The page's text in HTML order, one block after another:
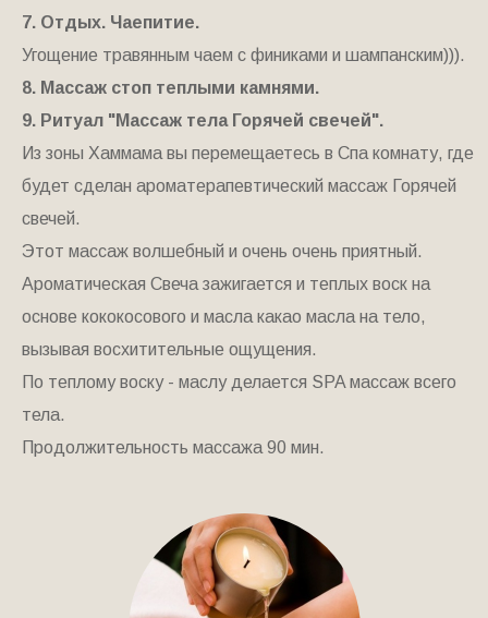
7. Отдых. Чаепитие.
Угощение травянным чаем с финиками и шампанским))).
8. Массаж стоп теплыми камнями.
9. Ритуал "Массаж тела Горячей свечей".
Из зоны Хаммама вы перемещаетесь в Спа комнату, где
будет сделан ароматерапевтический массаж Горячей
свечей.
Этот массаж волшебный и очень очень приятный.
Ароматическая Свеча зажигается и теплых воск на
основе кококосового и масла какао масла на тело,
вызывая восхитительные ощущения.
По теплому воску - маслу делается SPA массаж всего
тела.
Продолжительность массажа 90 мин.